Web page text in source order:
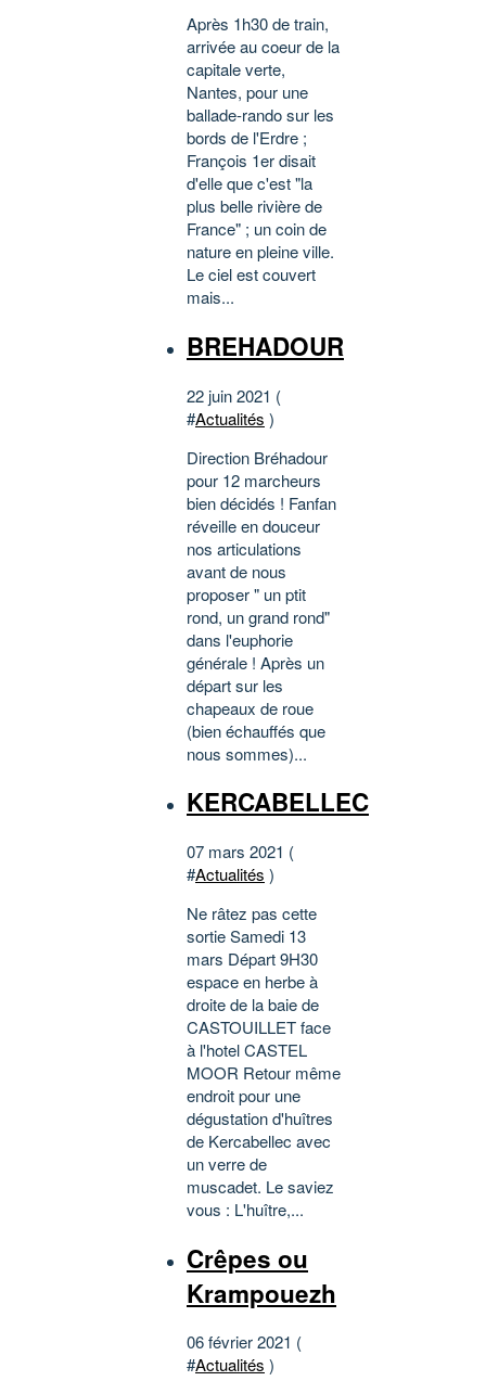
Après 1h30 de train,
arrivée au coeur de la
capitale verte,
Nantes, pour une
ballade-rando sur les
bords de l'Erdre ;
François 1er disait
d'elle que c'est "la
plus belle rivière de
France" ; un coin de
nature en pleine ville.
Le ciel est couvert
mais...
BREHADOUR
22 juin 2021 (
#Actualités )
Direction Bréhadour
pour 12 marcheurs
bien décidés ! Fanfan
réveille en douceur
nos articulations
avant de nous
proposer " un ptit
rond, un grand rond"
dans l'euphorie
générale ! Après un
départ sur les
chapeaux de roue
(bien échauffés que
nous sommes)...
KERCABELLEC
07 mars 2021 (
#Actualités )
Ne râtez pas cette
sortie Samedi 13
mars Départ 9H30
espace en herbe à
droite de la baie de
CASTOUILLET face
à l'hotel CASTEL
MOOR Retour même
endroit pour une
dégustation d'huîtres
de Kercabellec avec
un verre de
muscadet. Le saviez
vous : L'huître,...
Crêpes ou
Krampouezh
06 février 2021 (
#Actualités )